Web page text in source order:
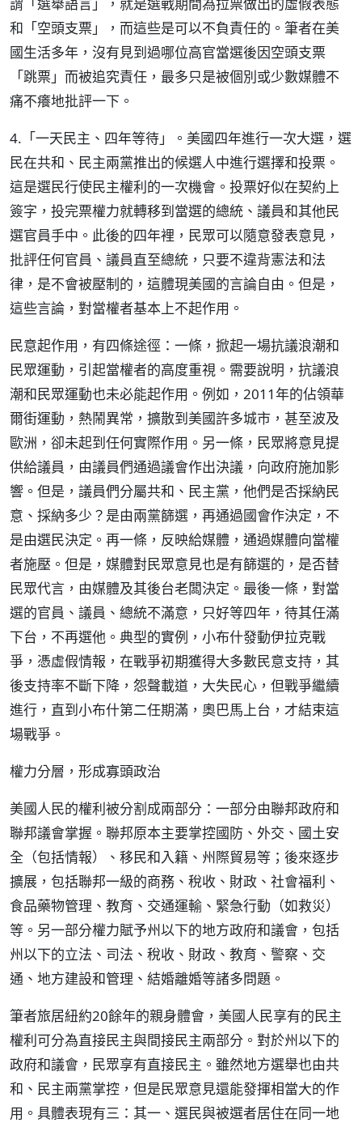
和「空頭支票」，而這些是可以不負責任的。筆者在美
國生活多年，沒有見到過哪位高官當選後因空頭支票
「跳票」而被追究責任，最多只是被個別或少數媒體不
痛不癢地批評一下。
4.「一天民主、四年等待」。美國四年進行一次大選，選
民在共和、民主兩黨推出的候選人中進行選擇和投票。
這是選民行使民主權利的一次機會。投票好似在契約上
簽字，投完票權力就轉移到當選的總統、議員和其他民
選官員手中。此後的四年裡，民眾可以隨意發表意見，
批評任何官員、議員直至總統，只要不違背憲法和法
律，是不會被壓制的，這體現美國的言論自由。但是，
這些言論，對當權者基本上不起作用。
民意起作用，有四條途徑：一條，掀起一場抗議浪潮和
民眾運動，引起當權者的高度重視。需要說明，抗議浪
潮和民眾運動也未必能起作用。例如，2011年的佔領華
爾街運動，熱鬧異常，擴散到美國許多城市，甚至波及
歐洲，卻未起到任何實際作用。另一條，民眾將意見提
供給議員，由議員們通過議會作出決議，向政府施加影
響。但是，議員們分屬共和、民主黨，他們是否採納民
意、採納多少？是由兩黨篩選，再通過國會作決定，不
是由選民決定。再一條，反映給媒體，通過媒體向當權
者施壓。但是，媒體對民眾意見也是有篩選的，是否替
民眾代言，由媒體及其後台老闆決定。最後一條，對當
選的官員、議員、總統不滿意，只好等四年，待其任滿
下台，不再選他。典型的實例，小布什發動伊拉克戰
爭，憑虛假情報，在戰爭初期獲得大多數民意支持，其
後支持率不斷下降，怨聲載道，大失民心，但戰爭繼續
進行，直到小布什第二任期滿，奧巴馬上台，才結束這
場戰爭。
權力分層，形成寡頭政治
美國人民的權利被分割成兩部分：一部分由聯邦政府和
聯邦議會掌握。聯邦原本主要掌控國防、外交、國土安
全（包括情報）、移民和入籍、州際貿易等；後來逐步
擴展，包括聯邦一級的商務、稅收、財政、社會福利、
食品藥物管理、教育、交通運輸、緊急行動（如救災）
等。另一部分權力賦予州以下的地方政府和議會，包括
州以下的立法、司法、稅收、財政、教育、警察、交
通、地方建設和管理、結婚離婚等諸多問題。
筆者旅居紐約20餘年的親身體會，美國人民享有的民主
權利可分為直接民主與間接民主兩部分。對於州以下的
政府和議會，民眾享有直接民主。雖然地方選舉也由共
和、民主兩黨掌控，但是民眾意見還能發揮相當大的作
用。具體表現有三：其一、選民與被選者居住在同一地